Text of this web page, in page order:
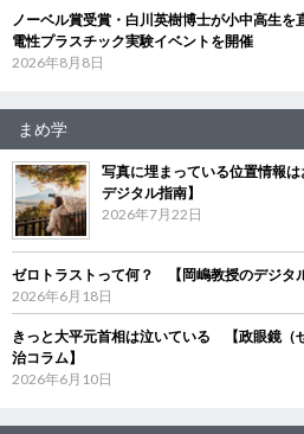
ノーベル賞受賞・白川英樹博士が小中高生
電性プラスチック実験イベントを開催
2026年8月8日
まめ学
写真に埋まっている位置情報
デジタル指南】
2026年7月22日
ゼロトラストって何？ 【岡嶋教授のデジタ
2026年6月18日
きっと大平元首相は泣いている 【政眼鏡（
治コラム】
2026年6月10日